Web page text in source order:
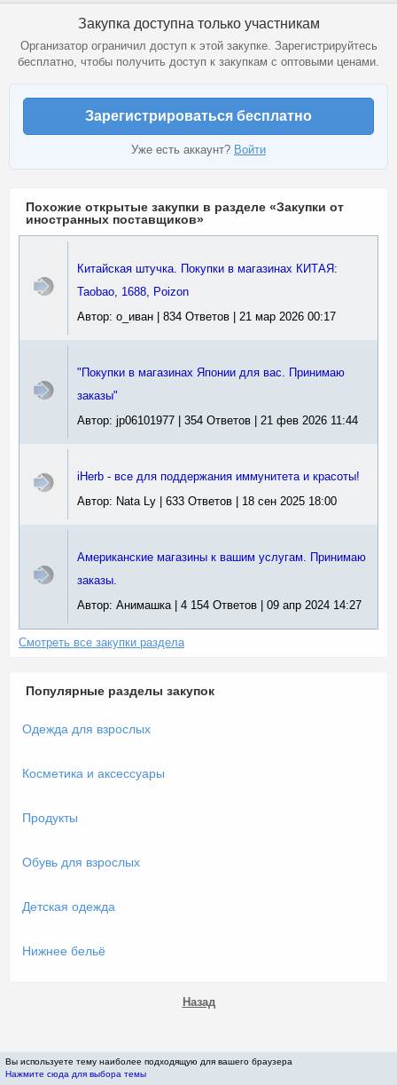
Закупка доступна только участникам
Организатор ограничил доступ к этой закупке. Зарегистрируйтесь
бесплатно, чтобы получить доступ к закупкам с оптовыми ценами.
Зарегистрироваться бесплатно
Уже есть аккаунт? Войти
Похожие открытые закупки в разделе «Закупки от
иностранных поставщиков»
Китайская штучка. Покупки в магазинах КИТАЯ:
Taobao, 1688, Poizon
Автор: о_иван | 834 Ответов | 21 мар 2026 00:17
"Покупки в магазинах Японии для вас. Принимаю
заказы"
Автор: jp06101977 | 354 Ответов | 21 фев 2026 11:44
iHerb - все для поддержания иммунитета и красоты!
Автор: Nata Ly | 633 Ответов | 18 сен 2025 18:00
Американские магазины к вашим услугам. Принимаю
заказы.
Автор: Анимашка | 4 154 Ответов | 09 апр 2024 14:27
Смотреть все закупки раздела
Популярные разделы закупок
Одежда для взрослых
Косметика и аксессуары
Продукты
Обувь для взрослых
Детская одежда
Нижнее бельё
Назад
Вы используете тему наиболее подходящую для вашего браузера
Нажмите сюда для выбора темы